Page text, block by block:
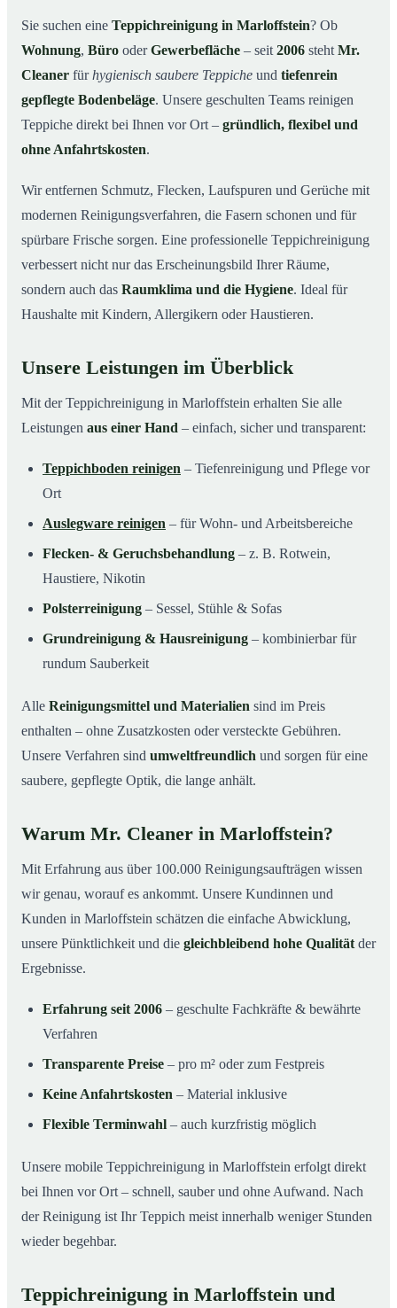
03Warum Mr. Cleaner in Marloffstein?
04Teppichreinigung in Marloffstein und Umgebung
05Jetzt Angebot einholen
Teppichreinigung in Marloffstein im Einsatz
Sie suchen eine Teppichreinigung in Marloffstein? Ob
Wohnung, Büro oderGewerbefläche – seit 2006 steht Mr.
Cleaner fürhygienisch saubere Teppiche und tiefenrein
gepflegte Bodenbeläge. Unsere geschulten Teams reinigen
Teppiche direkt bei Ihnen vor Ort – gründlich, flexibel und
ohne Anfahrtskosten.
Wir entfernen Schmutz, Flecken, Laufspuren und Gerüche mit
modernen Reinigungsverfahren, die Fasern schonen und für
spürbare Frische sorgen. Eine professionelle Teppichreinigung
verbessert nicht nur das Erscheinungsbild Ihrer Räume,
sondern auch das Raumklima und die Hygiene. Ideal für
Haushalte mit Kindern, Allergikern oder Haustieren.
Unsere Leistungen im Überblick
Mit der Teppichreinigung in Marloffstein erhalten Sie alle
Leistungen aus einer Hand – einfach, sicher und transparent:
Teppichboden reinigen – Tiefenreinigung und Pflege vor
Ort
Auslegware reinigen – für Wohn- und Arbeitsbereiche
Flecken- & Geruchsbehandlung – z. B. Rotwein,
Haustiere, Nikotin
Polsterreinigung – Sessel, Stühle & Sofas
Grundreinigung & Hausreinigung – kombinierbar für
rundum Sauberkeit
Alle Reinigungsmittel und Materialien sind im Preis
enthalten – ohne Zusatzkosten oder versteckte Gebühren.
Unsere Verfahren sind umweltfreundlich und sorgen für eine
saubere, gepflegte Optik, die lange anhält.
Warum Mr. Cleaner in Marloffstein?
Mit Erfahrung aus über 100.000 Reinigungsaufträgen wissen
wir genau, worauf es ankommt. Unsere Kundinnen und
Kunden in Marloffstein schätzen die einfache Abwicklung,
unsere Pünktlichkeit und die gleichbleibend hohe Qualität der
Ergebnisse.
Erfahrung seit 2006 – geschulte Fachkräfte & bewährte
Verfahren
Transparente Preise – pro m² oder zum Festpreis
Keine Anfahrtskosten – Material inklusive
Flexible Terminwahl – auch kurzfristig möglich
Unsere mobile Teppichreinigung in Marloffstein erfolgt direkt
bei Ihnen vor Ort – schnell, sauber und ohne Aufwand. Nach
der Reinigung ist Ihr Teppich meist innerhalb weniger Stunden
wieder begehbar.
Teppichreinigung in Marloffstein und